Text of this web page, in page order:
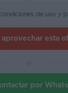
condiciones de uso y
aprovechar esta
por